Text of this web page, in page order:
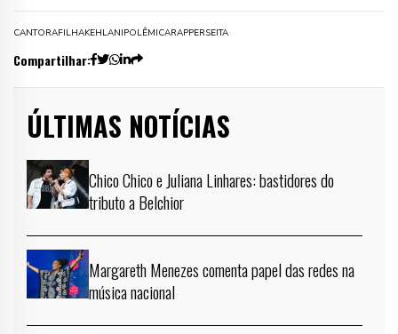
CANTORAFILHAKEHLANIPOLÊMICARAPPERSEITA
Compartilhar:
ÚLTIMAS NOTÍCIAS
Chico Chico e Juliana Linhares: bastidores do
tributo a Belchior
Margareth Menezes comenta papel das redes na
música nacional